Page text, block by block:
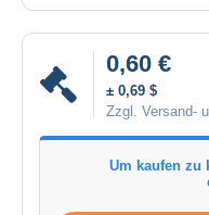
0,60 €
± 0,69 $
Zzgl. Versand-
Um kaufen zu